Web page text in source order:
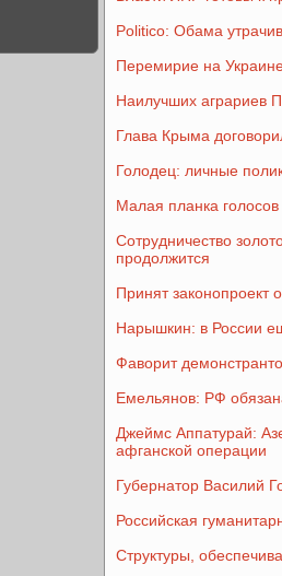
Politico: Обама
Перемирие на
Наилучших аграриев
Глава Крыма
Голодец: личные
Малая планка
Сотрудничество
продолжится
Принят
Нарышкин: в России
Фаворит
Емельянов: РФ
Джеймс Аппатурай:
афганской операции
Губернатор Василий
Российская
Структуры,